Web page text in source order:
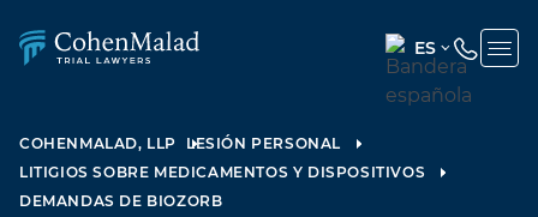
ES
ENGLISH
COHENMALAD, LLP
LESIÓN PERSONAL
LITIGIOS SOBRE MEDICAMENTOS Y DISPOSITIVOS
DEMANDAS DE BIOZORB